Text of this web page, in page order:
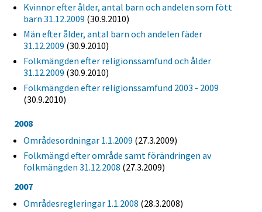
Kvinnor efter ålder, antal barn och andelen som fött
barn 31.12.2009 (30.9.2010)
Män efter ålder, antal barn och andelen fäder
31.12.2009 (30.9.2010)
Folkmängden efter religionssamfund och ålder
31.12.2009 (30.9.2010)
Folkmängden efter religionssamfund 2003 - 2009
(30.9.2010)
2008
Områdesordningar 1.1.2009 (27.3.2009)
Folkmängd efter område samt förändringen av
folkmängden 31.12.2008 (27.3.2009)
2007
Områdesregleringar 1.1.2008 (28.3.2008)